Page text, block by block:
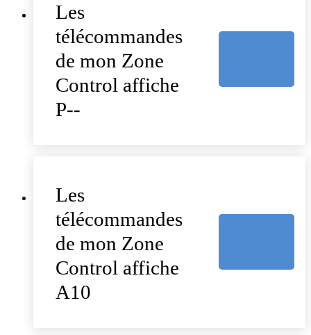
Les
télécommandes
de mon Zone
Control affiche
P--
Les
télécommandes
de mon Zone
Control affiche
A10